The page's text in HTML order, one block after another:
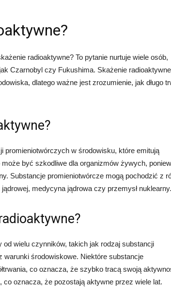
radioaktywne? To pytanie nurtuje wiele osób,
Czarnobyl czy Fukushima. Skażenie
dlatego ważne jest zrozumienie, jak długo
promieniotwórczych w środowisku, które emitują
być szkodliwe dla organizmów żywych,
Substancje promieniotwórcze mogą pochodzić z
medycyna jądrowa czy przemysł nuklearny.
wielu czynników, takich jak rodzaj substancji
warunki środowiskowe. Niektóre substancje
co oznacza, że szybko tracą swoją
co oznacza, że pozostają aktywne przez wiele lat.